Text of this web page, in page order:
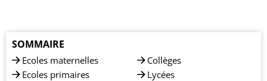
SOMMAIRE
Ecoles maternelles
Ecoles primaires
Collèges
Lycées